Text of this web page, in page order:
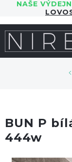
NAŠE
BUN P
444w